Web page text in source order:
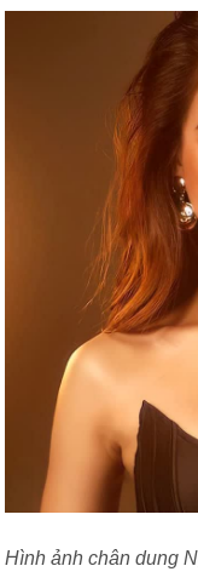
Hình ảnh chân dung